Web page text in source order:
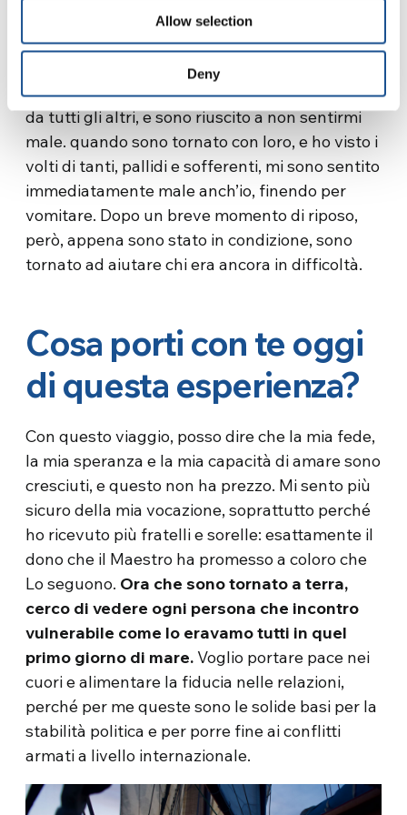
Allow selection
Deny
Il primo giorno, a causa del mare agitato, la
maggior parte di noi si sentiva male o aveva
paura. Per un po’ di ore sono rimasto separato
da tutti gli altri, e sono riuscito a non sentirmi
male. quando sono tornato con loro, e ho visto i
volti di tanti, pallidi e sofferenti, mi sono sentito
immediatamente male anch’io, finendo per
vomitare. Dopo un breve momento di riposo,
però, appena sono stato in condizione, sono
tornato ad aiutare chi era ancora in difficoltà.
Cosa porti con te oggi
di questa esperienza?
Con questo viaggio, posso dire che la mia fede,
la mia speranza e la mia capacità di amare sono
cresciuti, e questo non ha prezzo. Mi sento più
sicuro della mia vocazione, soprattutto perché
ho ricevuto più fratelli e sorelle: esattamente il
dono che il Maestro ha promesso a coloro che
Lo seguono. Ora che sono tornato a terra,
cerco di vedere ogni persona che incontro
vulnerabile come lo eravamo tutti in quel
primo giorno di mare. Voglio portare pace nei
cuori e alimentare la fiducia nelle relazioni,
perché per me queste sono le solide basi per la
stabilità politica e per porre fine ai conflitti
armati a livello internazionale.